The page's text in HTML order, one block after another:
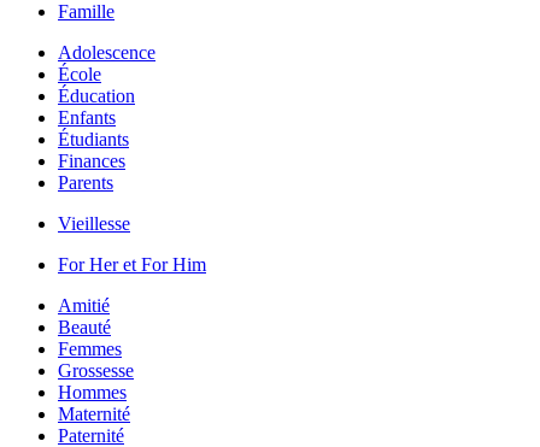
Famille
Adolescence
École
Éducation
Enfants
Étudiants
Finances
Parents
Vieillesse
For Her et For Him
Amitié
Beauté
Femmes
Grossesse
Hommes
Maternité
Paternité